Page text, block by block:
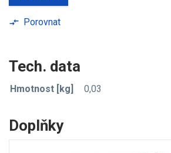
compare_arrows Porovnat
Tech. data
Hmotnost [kg] 0,03
Doplňky